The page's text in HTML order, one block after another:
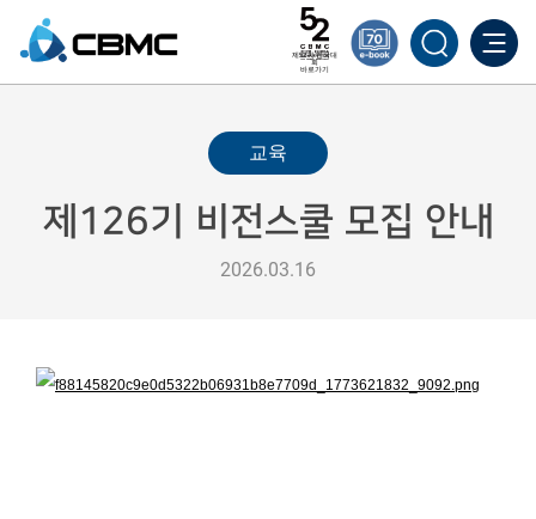
제52차 한국대
회
바로가기
교육
제126기 비전스쿨 모집 안내
2026.03.16